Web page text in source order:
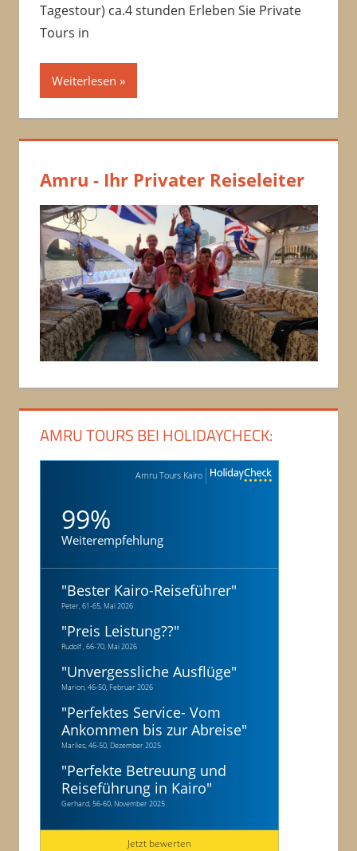
Tagestour) ca.4 stunden Erleben Sie Private
Tours in
Weiterlesen
Amru - Ihr Privater Reiseleiter
AMRU TOURS BEI HOLIDAYCHECK:
Amru Tours Kairo
99%
Weiterempfehlung
"Bester Kairo-Reiseführer"
Peter, 61-65, Mai 2026
"Preis Leistung??"
Rudolf , 66-70, Mai 2026
"Unvergessliche Ausflüge"
Marion, 46-50, Februar 2026
"Perfektes Service- Vom
Ankommen bis zur Abreise"
Marlies, 46-50, Dezember 2025
"Perfekte Betreuung und
Reiseführung in Kairo"
Gerhard, 56-60, November 2025
Jetzt bewerten